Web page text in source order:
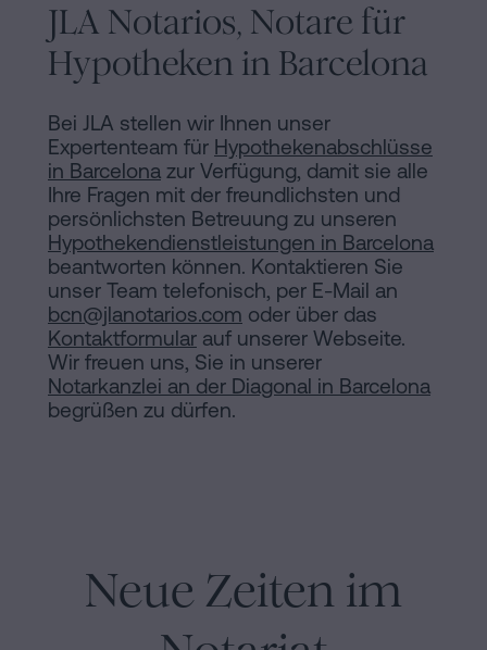
JLA Notarios, Notare für
Hypotheken in Barcelona
Bei JLA stellen wir Ihnen unser
Expertenteam für Hypothekenabschlüsse
in Barcelona zur Verfügung, damit sie alle
Ihre Fragen mit der freundlichsten und
persönlichsten Betreuung zu unseren
Hypothekendienstleistungen in Barcelona
beantworten können. Kontaktieren Sie
unser Team telefonisch, per E-Mail an
bcn@jlanotarios.com oder über das
Kontaktformular auf unserer Webseite.
Wir freuen uns, Sie in unserer
Notarkanzlei an der Diagonal in Barcelona
begrüßen zu dürfen.
Neue Zeiten im